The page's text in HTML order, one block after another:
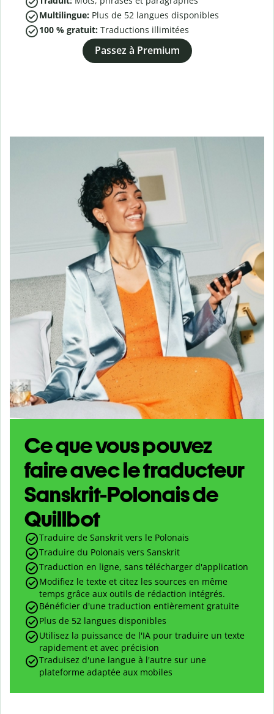
Multilingue: Plus de 52 langues disponibles
100 % gratuit: Traductions illimitées
Passez à Premium
Ce que vous pouvez
faire avec le traducteur
Sanskrit-Polonais de
Quillbot
Traduire de Sanskrit vers le Polonais
Traduire du Polonais vers Sanskrit
Traduction en ligne, sans télécharger d'application
Modifiez le texte et citez les sources en même
temps grâce aux outils de rédaction intégrés.
Bénéficier d'une traduction entièrement gratuite
Plus de 52 langues disponibles
Utilisez la puissance de l'IA pour traduire un texte
rapidement et avec précision
Traduisez d'une langue à l'autre sur une
plateforme adaptée aux mobiles